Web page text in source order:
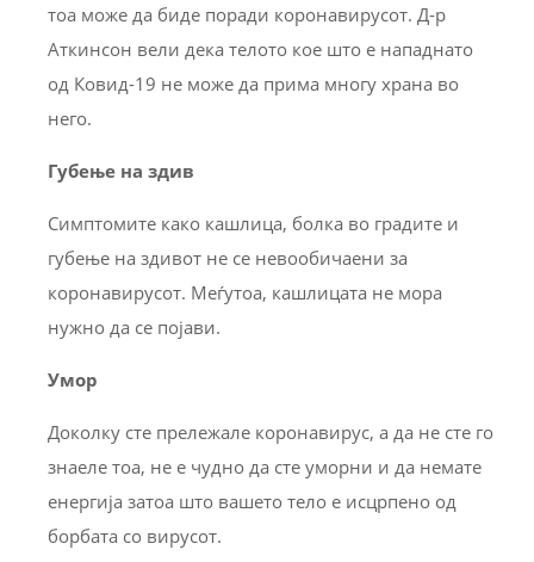
тоа може да биде поради коронавирусот. Д-р
Аткинсон вели дека телото кое што е нападнато
од Ковид-19 не може да прима многу храна во
него.
Губење на здив
Симптомите како кашлица, болка во градите и
губење на здивот не се невообичаени за
коронавирусот. Меѓутоа, кашлицата не мора
нужно да се појави.
Умор
Доколку сте прележале коронавирус, а да не сте го
знаеле тоа, не е чудно да сте уморни и да немате
енергија затоа што вашето тело е исцрпено од
борбата со вирусот.